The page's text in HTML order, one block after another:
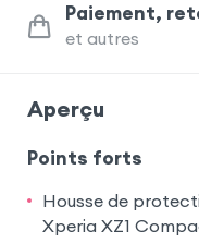
Paiement,
et autres
Aperçu
Points forts
Housse de
Xperia XZ1